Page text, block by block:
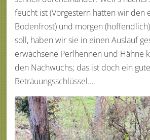
feucht ist (Vorgestern hatten wir den
Bodenfrost) und morgen
soll, haben wir sie in einen Auslauf
erwachsene Perlhennen und Hähne
den Nachwuchs; das ist doch ein
Beträuungsschlüssel….